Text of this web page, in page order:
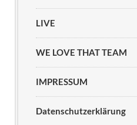
LIVE
WE LOVE THAT TEAM
IMPRESSUM
Datenschutzerklärung